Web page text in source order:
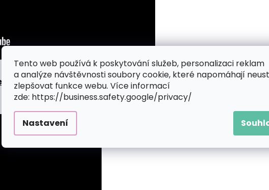
Tento web používá k poskytování služeb, personalizaci reklam
a analýze návštěvnosti soubory cookie, které napomáhají
zlepšovat funkce webu. Více informací
zde: https://business.safety.google/privacy/
Nastavení
zde.